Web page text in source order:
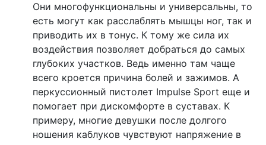
Они многофункциональны и универсальны, то
есть могут как расслаблять мышцы ног, так и
приводить их в тонус. К тому же сила их
воздействия позволяет добраться до самых
глубоких участков. Ведь именно там чаще
всего кроется причина болей и зажимов. А
перкуссионный пистолет Impulse Sport еще и
помогает при дискомфорте в суставах. К
примеру, многие девушки после долгого
ношения каблуков чувствуют напряжение в